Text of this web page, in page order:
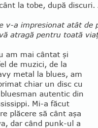
la tobe, după discuri.
v-a impresionat atât de
atragă pentru toată
am mai cântat şi
de muzici, de la
metal la blues, am
chiar un disc cu
autentic din
Mi-a făcut
plăcere să cânt aşa
dar când punk-ul a